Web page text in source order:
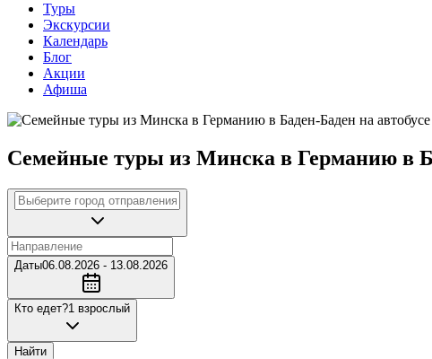
Туры
Экскурсии
Календарь
Блог
Акции
Афиша
Семейные туры из Минска в Германию в
Даты06.08.2026 - 13.08.2026
Кто едет?1 взрослый
Найти